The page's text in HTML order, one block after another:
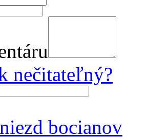
nečitateľný?
bocianov